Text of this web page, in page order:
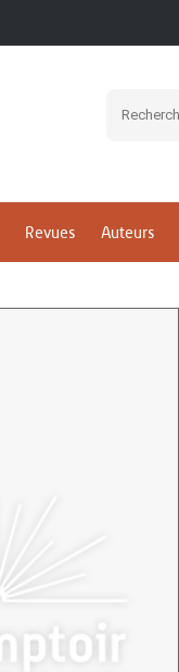
Revues Auteurs